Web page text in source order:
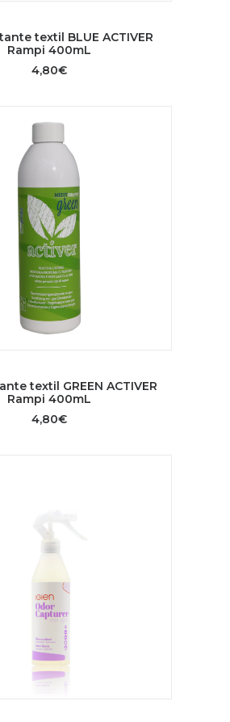
textil BLUE ACTIVER
Rampi 400mL
4,80€
textil GREEN ACTIVER
Rampi 400mL
4,80€